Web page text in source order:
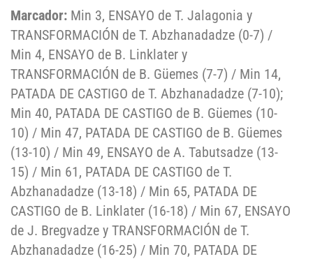
Marcador: Min 3, ENSAYO de T. Jalagonia y
TRANSFORMACIÓN de T. Abzhanadadze (0-7) /
Min 4, ENSAYO de B. Linklater y
TRANSFORMACIÓN de B. Güemes (7-7) / Min 14,
PATADA DE CASTIGO de T. Abzhanadadze (7-10);
Min 40, PATADA DE CASTIGO de B. Güemes (10-
10) / Min 47, PATADA DE CASTIGO de B. Güemes
(13-10) / Min 49, ENSAYO de A. Tabutsadze (13-
15) / Min 61, PATADA DE CASTIGO de T.
Abzhanadadze (13-18) / Min 65, PATADA DE
CASTIGO de B. Linklater (16-18) / Min 67, ENSAYO
de J. Bregvadze y TRANSFORMACIÓN de T.
Abzhanadadze (16-25) / Min 70, PATADA DE